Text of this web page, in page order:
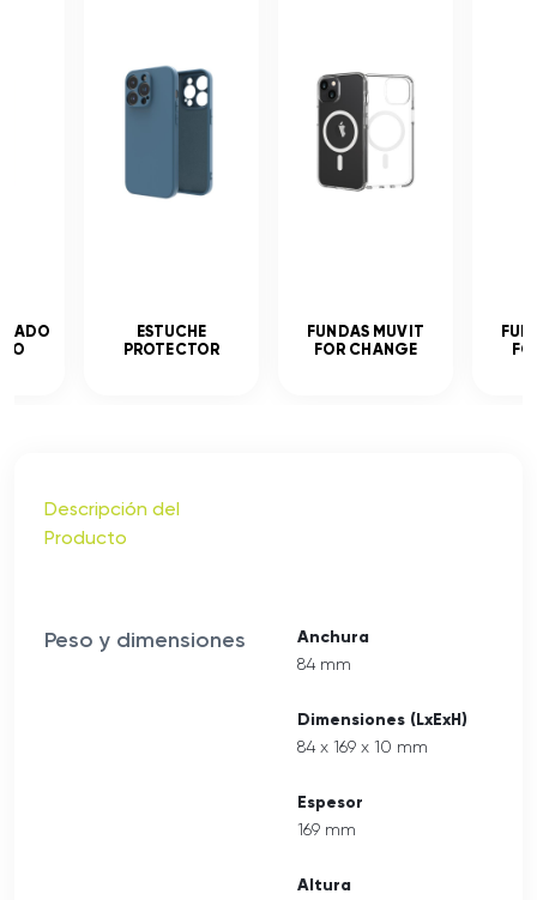
ESTUCHE
PROTECTOR
FUNDAS MUVIT
FOR CHANGE
Descripción del
Producto
Peso y dimensiones Anchura
84 mm
Dimensiones (LxExH)
84 x 169 x 10 mm
Espesor
169 mm
Altura